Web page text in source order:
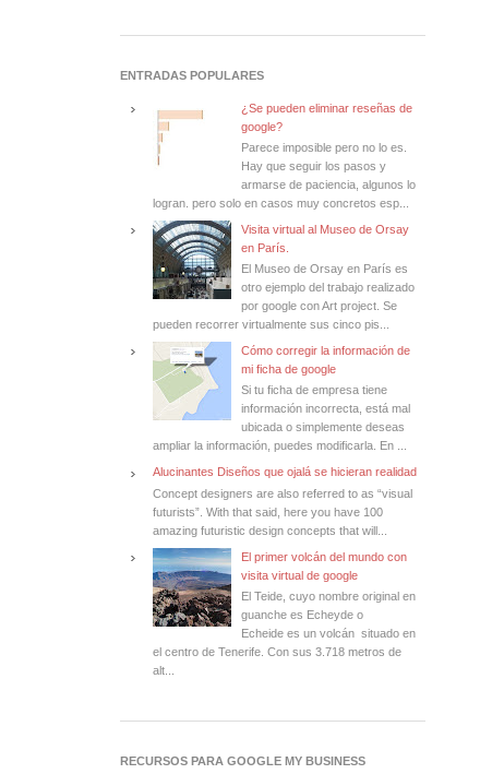
ENTRADAS POPULARES
¿Se pueden eliminar reseñas de
google?
Parece imposible pero no lo es.
Hay que seguir los pasos y
armarse de paciencia, algunos lo
logran. pero solo en casos muy concretos esp...
Visita virtual al Museo de Orsay
en París.
El Museo de Orsay en París es
otro ejemplo del trabajo realizado
por google con Art project. Se
pueden recorrer virtualmente sus cinco pis...
Cómo corregir la información de
mi ficha de google
Si tu ficha de empresa tiene
información incorrecta, está mal
ubicada o simplemente deseas
ampliar la información, puedes modificarla. En ...
Alucinantes Diseños que ojalá se hicieran realidad
Concept designers are also referred to as “visual
futurists”. With that said, here you have 100
amazing futuristic design concepts that will...
El primer volcán del mundo con
visita virtual de google
El Teide, cuyo nombre original en
guanche es Echeyde o
Echeide es un volcán situado en
el centro de Tenerife. Con sus 3.718 metros de
alt...
RECURSOS PARA GOOGLE MY BUSINESS